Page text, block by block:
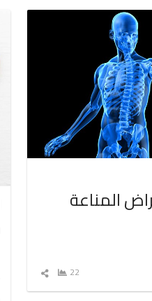
المناعة
22
شارك